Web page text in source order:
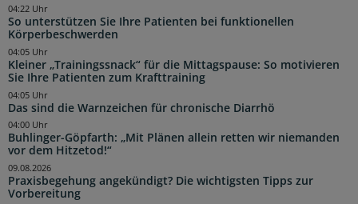
So unterstützen Sie Ihre Patienten bei funktionellen
Körperbeschwerden
04:22 Uhr
Kleiner „Trainingssnack“ für die Mittagspause: So motivieren
Sie Ihre Patienten zum Krafttraining
04:05 Uhr
Das sind die Warnzeichen für chronische Diarrhö
04:05 Uhr
Buhlinger-Göpfarth: „Mit Plänen allein retten wir niemanden
vor dem Hitzetod!“
04:00 Uhr
Praxisbegehung angekündigt? Die wichtigsten Tipps zur
Vorbereitung
09.08.2026